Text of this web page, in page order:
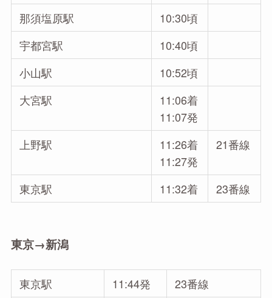
那須塩原駅
10:30頃
宇都宮駅
10:40頃
小山駅
10:52頃
大宮駅
11:06着
11:07発
上野駅
11:26着
11:27発
21番線
東京駅 11:32着 23番線
東京→新潟
東京駅 11:44発
23番線